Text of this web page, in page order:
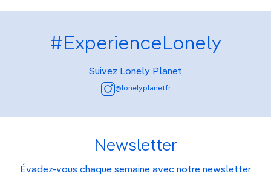
#ExperienceLonely
Suivez Lonely Planet
@lonelyplanetfr
Newsletter
Évadez-vous chaque semaine avec notre newsletter